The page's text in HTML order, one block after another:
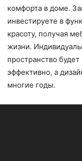
комфорта в доме.
инвестируете в
красоту, получая
жизни.
пространство
эффективно, а
многие годы.